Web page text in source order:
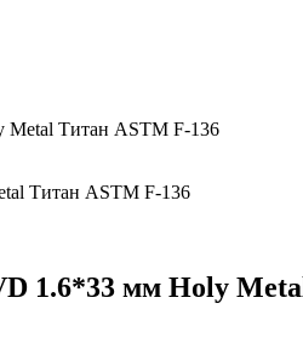
Титан ASTM F-136
1.6*33 мм Holy